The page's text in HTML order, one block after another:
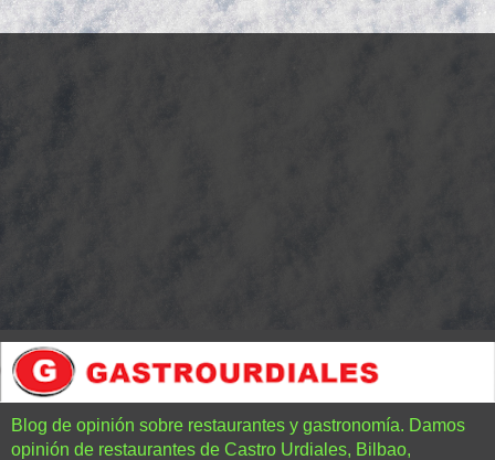
Blog de opinión sobre restaurantes y gastronomía. Damos
opinión de restaurantes de Castro Urdiales, Bilbao,